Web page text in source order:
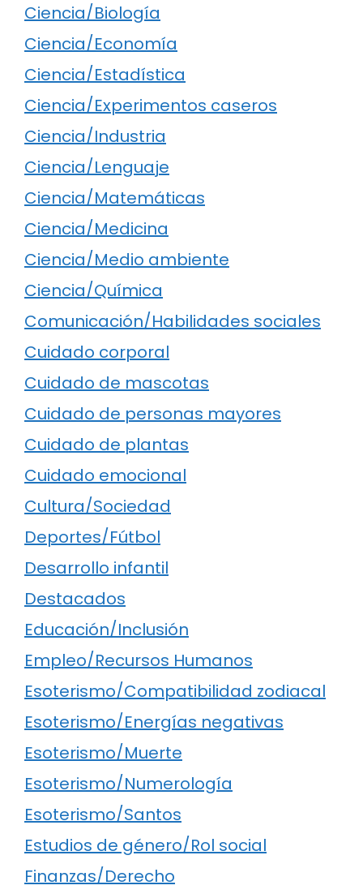
Ciencia/Biología
Ciencia/Economía
Ciencia/Estadística
Ciencia/Experimentos caseros
Ciencia/Industria
Ciencia/Lenguaje
Ciencia/Matemáticas
Ciencia/Medicina
Ciencia/Medio ambiente
Ciencia/Química
Comunicación/Habilidades sociales
Cuidado corporal
Cuidado de mascotas
Cuidado de personas mayores
Cuidado de plantas
Cuidado emocional
Cultura/Sociedad
Deportes/Fútbol
Desarrollo infantil
Destacados
Educación/Inclusión
Empleo/Recursos Humanos
Esoterismo/Compatibilidad zodiacal
Esoterismo/Energías negativas
Esoterismo/Muerte
Esoterismo/Numerología
Esoterismo/Santos
Estudios de género/Rol social
Finanzas/Derecho